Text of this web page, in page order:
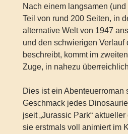
Nach einem langsamen
Teil von rund 200 Seiten, in
alternative Welt von 1947
und den schwierigen Verlauf
beschreibt, kommt im
Zuge, in nahezu
Dies ist ein Abenteuerroman
Geschmack jedes
jseit „Jurassic Park“
sie erstmals voll animiert im